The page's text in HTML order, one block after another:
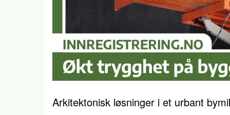
Arkitektonisk løsninger i et urbant